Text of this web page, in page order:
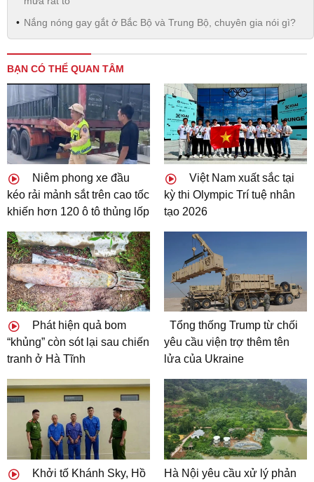
Nắng nóng gay gắt ở Bắc Bộ và Trung Bộ, chuyên gia nói gì?
BẠN CÓ THỂ QUAN TÂM
Niêm phong xe đầu
kéo rải mảnh sắt trên cao tốc
khiến hơn 120 ô tô thủng lốp
Việt Nam xuất sắc tại
kỳ thi Olympic Trí tuệ nhân
tạo 2026
Phát hiện quả bom
“khủng” còn sót lại sau chiến
tranh ở Hà Tĩnh
Tổng thống Trump từ chối
yêu cầu viện trợ thêm tên
lửa của Ukraine
Khởi tố Khánh Sky, Hồ
Hà Nội yêu cầu xử lý phản